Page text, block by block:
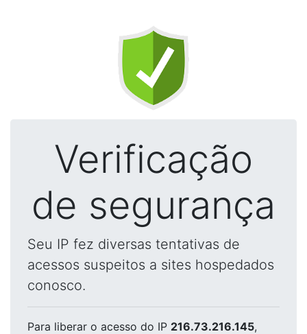
Verificação
de segurança
Seu IP fez diversas tentativas de
acessos suspeitos a sites hospedados
conosco.
Para liberar o acesso do IP 216.73.216.145,